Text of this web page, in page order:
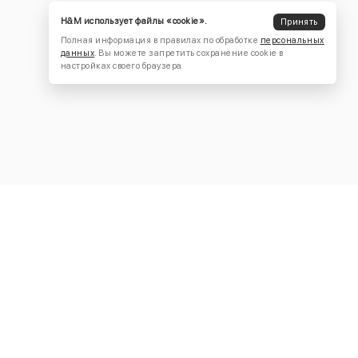
H&M использует файлы «cookie».
Принять
Полная информация в правилах по обработке персональных
данных. Вы можете запретить сохранение cookie в
настройках своего браузера